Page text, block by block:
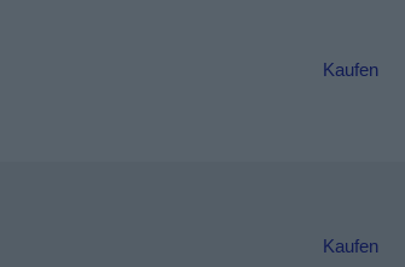
Kaufen
Kaufen